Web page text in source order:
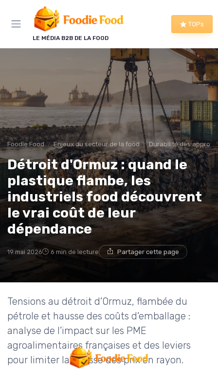
LE MÉDIA B2B DE LA FOOD
TOPs
Foodie Food Enjeux du secteur de la food Durabilité des
Détroit d'Ormuz : quand le
plastique flambe, les
industriels food découvrent
le vrai coût de leur
dépendance
19 mai 2026 6 min de lecture Partager cette page
Tensions au détroit d’Ormuz, flambée du
pétrole et hausse des coûts d’emballage :
analyse de l’impact sur les PME
agroalimentaires françaises et des leviers
pour limiter la hausse des prix en rayon.
Panneau de gestion des cookies